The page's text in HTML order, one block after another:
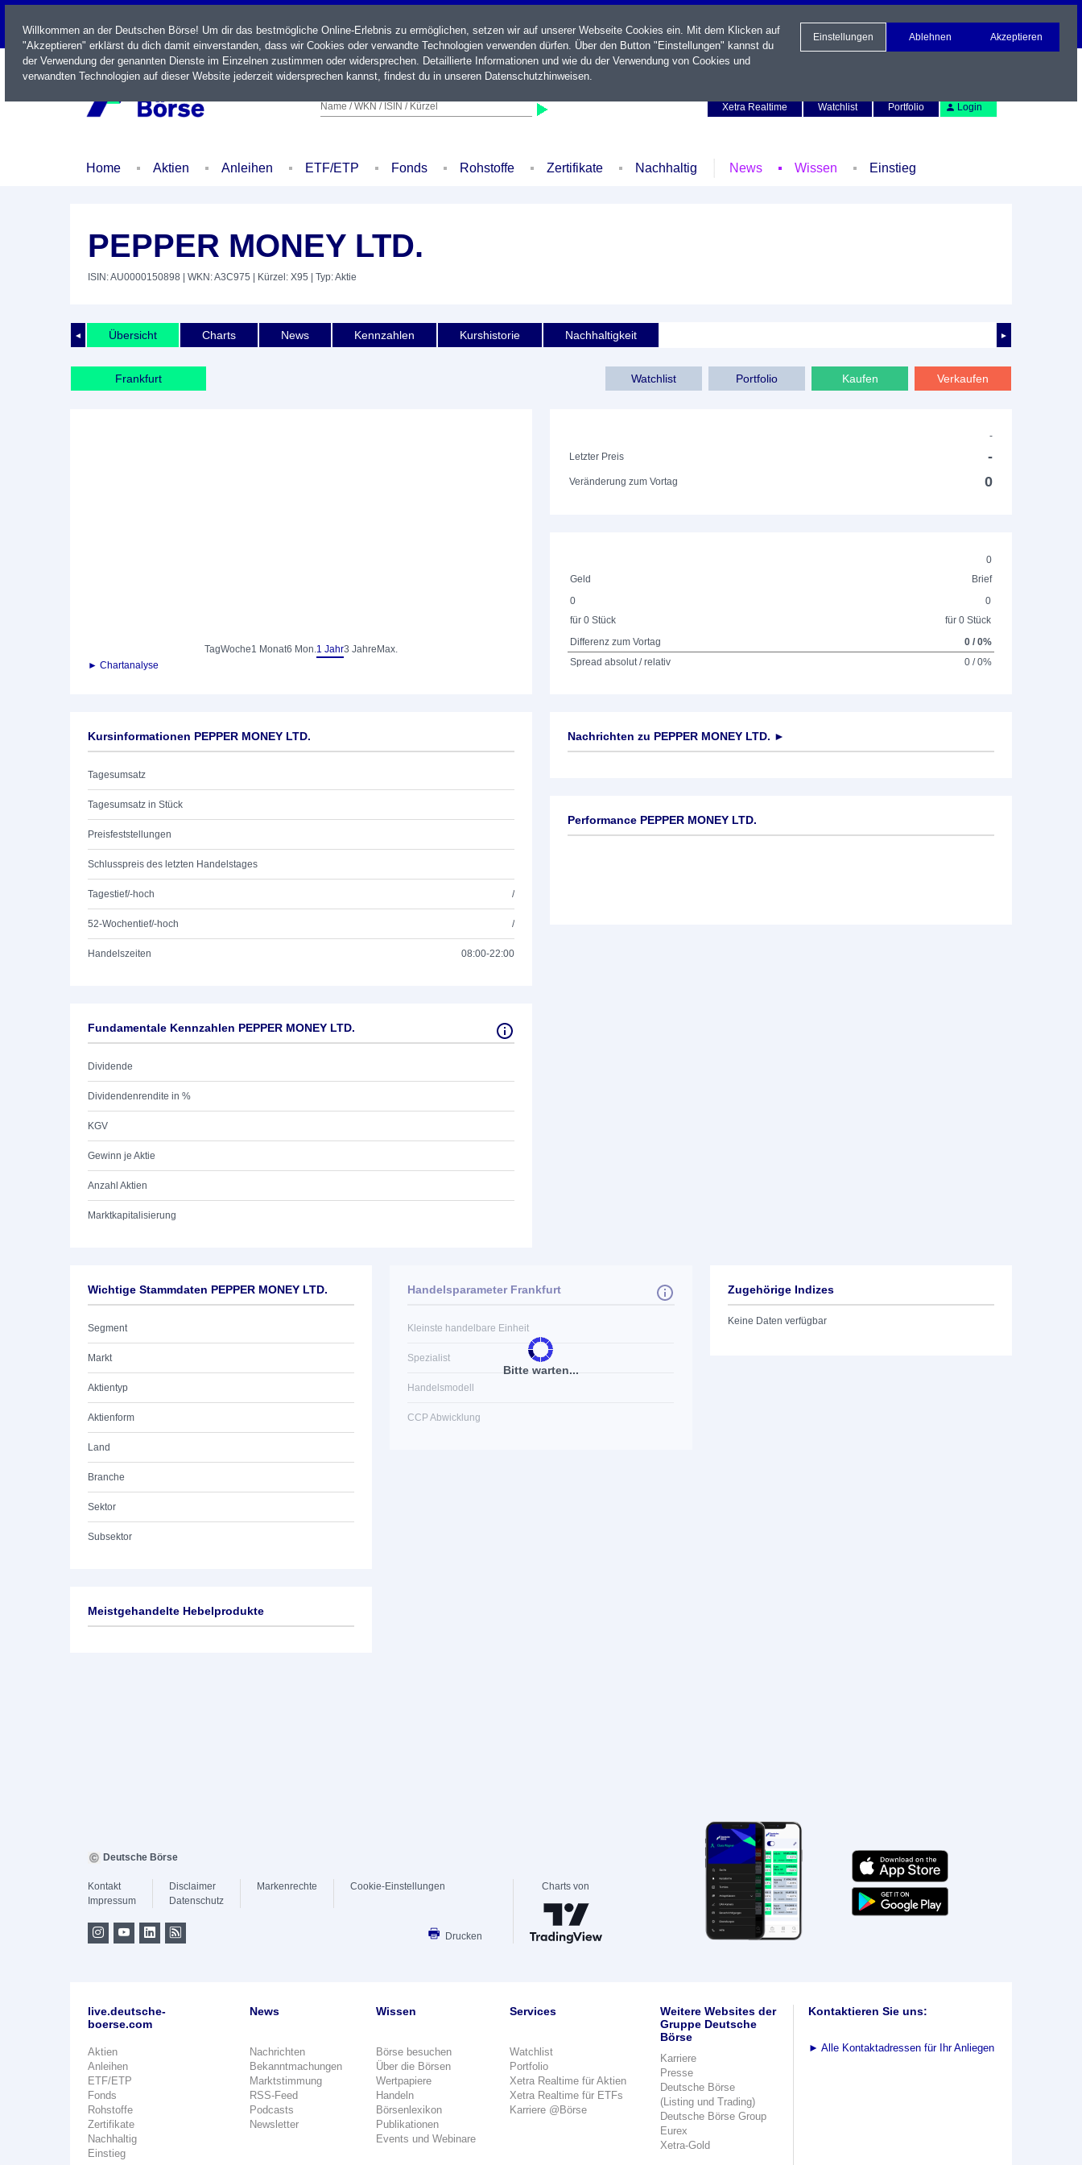
LIVE
Name / WKN / ISIN / Kürzel
Xetra Realtime
Watchlist Portfolio Login
Home Aktien Anleihen ETF/ETP Fonds Rohstoffe Zertifikate Nachhaltig News Wissen Einstieg
PEPPER MONEY LTD.
ISIN: AU0000150898 | WKN: A3C975 | Kürzel: X95 | Typ: Aktie
◄ ►
Übersicht Charts News Kennzahlen Kurshistorie Nachhaltigkeit
Frankfurt Watchlist Portfolio Kaufen Verkaufen
TagWoche1 Monat6 Mon.1 Jahr3 Jahre Max.
► Chartanalyse
-
Letzter Preis
-
Veränderung zum Vortag 0
0
Geld
Brief
0
für 0 Stück
0
für 0 Stück
Differenz zum Vortag
0 / 0%
Spread absolut / relativ
0 / 0%
Kursinformationen PEPPER MONEY LTD.
Tagesumsatz
Tagesumsatz in Stück
Preisfeststellungen
Schlusspreis des letzten Handelstages
Tagestief/-hoch /
52-Wochentief/-hoch /
Handelszeiten 08:00-22:00
Fundamentale Kennzahlen PEPPER MONEY LTD.
Dividende
Dividendenrendite in %
KGV
Gewinn je Aktie
Anzahl Aktien
Marktkapitalisierung
Nachrichten zu PEPPER MONEY LTD. ►
Performance PEPPER MONEY LTD.
Wichtige Stammdaten PEPPER MONEY LTD.
Segment
Markt
Aktientyp
Aktienform
Land
Branche
Sektor
Subsektor
Bitte warten...
Handelsparameter Frankfurt
Kleinste handelbare Einheit
Spezialist
Handelsmodell
CCP Abwicklung
Zugehörige Indizes
Keine Daten verfügbar
Meistgehandelte Hebelprodukte
Willkommen an der Deutschen Börse! Um dir das bestmögliche Online-Erlebnis zu ermöglichen, setzen wir auf unserer Webseite Cookies ein. Mit dem Klicken auf
"Akzeptieren" erklärst du dich damit einverstanden, dass wir Cookies oder verwandte Technologien verwenden dürfen. Über den Button "Einstellungen" kannst du
der Verwendung der genannten Dienste im Einzelnen zustimmen oder widersprechen. Detaillierte Informationen und wie du der Verwendung von Cookies und
verwandten Technologien auf dieser Website jederzeit widersprechen kannst, findest du in unseren Datenschutzhinweisen.
Einstellungen Ablehnen Akzeptieren
Deutsche Börse
Kontakt
Impressum
Disclaimer
Datenschutz
Markenrechte Cookie-Einstellungen
Drucken
Charts von
live.deutsche-
boerse.com
Aktien
Anleihen
ETF/ETP
Fonds
Rohstoffe
Zertifikate
Nachhaltig
Einstieg
News
Nachrichten
Bekanntmachungen
Marktstimmung
RSS-Feed
Podcasts
Newsletter
Wissen
Börse besuchen
Über die Börsen
Wertpapiere
Handeln
Börsenlexikon
Publikationen
Events und Webinare
Services
Watchlist
Portfolio
Xetra Realtime für Aktien
Xetra Realtime für ETFs
Karriere @Börse
Weitere Websites der
Gruppe Deutsche
Börse
Karriere
Presse
Deutsche Börse
(Listing und Trading)
Deutsche Börse Group
Eurex
Xetra-Gold
Kontaktieren Sie uns:
► Alle Kontaktadressen für Ihr Anliegen